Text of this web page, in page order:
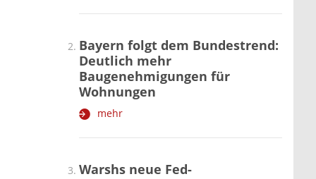
Bayern folgt dem Bundestrend:
Deutlich mehr
Baugenehmigungen für
Wohnungen
mehr
Warshs neue Fed-